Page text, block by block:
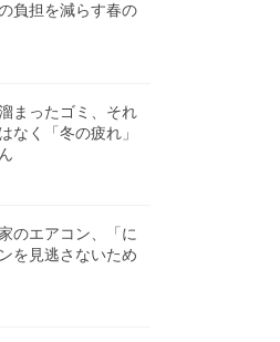
負担を減らす春の
まったゴミ、それ
なく「冬の疲れ」
のエアコン、「に
を見逃さないため